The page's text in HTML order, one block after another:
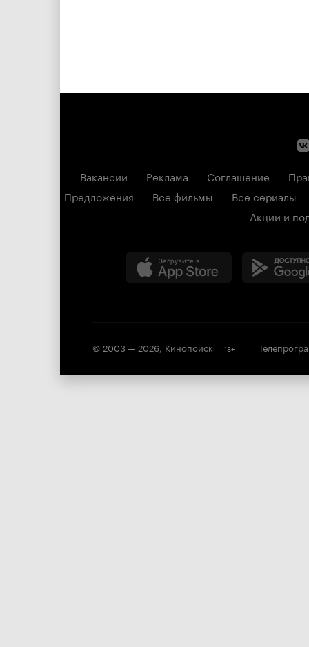
Вакансии Реклама Соглашение
Предложения
Все фильмы
Все сериалы
Акции и
© 2003 — 2026, Кинопоиск 18+